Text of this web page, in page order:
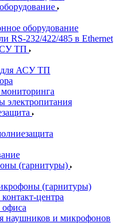
оборудование
RS-232/422/485 в Ethernet
ТП
для АСУ ТП
электропитания
(гарнитуры)
(гарнитуры)
центра
наушников и микрофонов